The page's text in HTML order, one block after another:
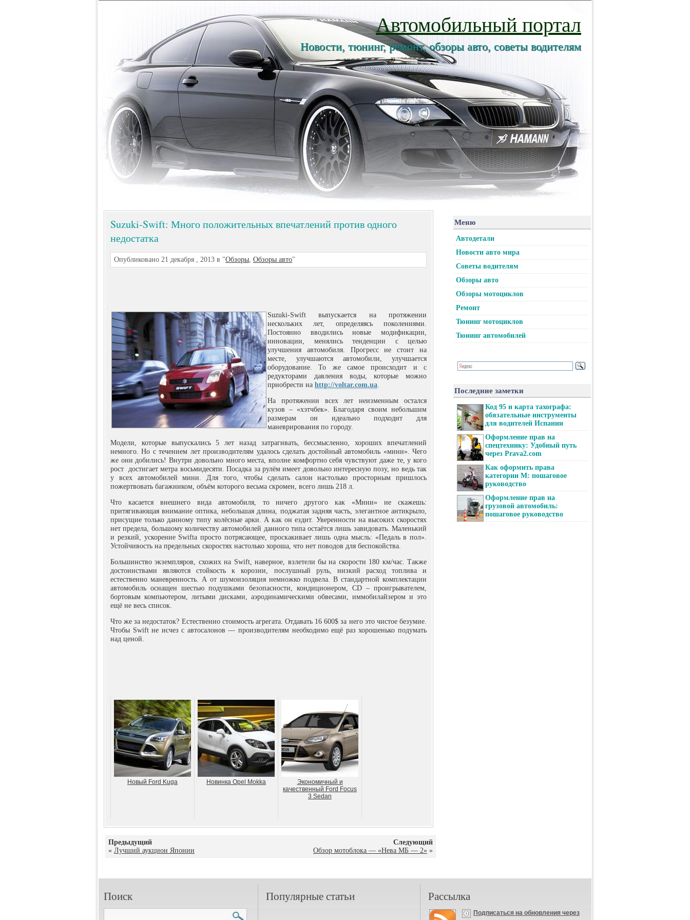
Автомобильный портал
Новости, тюнинг, ремонт, обзоры авто, советы водителям
Suzuki-Swift: Много положительных впечатлений против одного
недостатка
Опубликовано 21 декабря , 2013 в "Обзоры, Обзоры авто"
Suzuki-Swift выпускается на протяжении
нескольких лет, определяясь поколениями.
Постоянно вводились новые модификации,
инновации, менялись тенденции с целью
улучшения автомобиля. Прогресс не стоит на
месте, улучшаются автомобили, улучшается
оборудование. То же самое происходит и с
редукторами давления воды, которые можно
приобрести на http://voltar.com.ua.
На протяжении всех лет неизменным остался
кузов – «хэтчбек». Благодаря своим небольшим
размерам он идеально подходит для
маневрирования по городу.
Модели, которые выпускались 5 лет назад затрагивать, бессмысленно, хороших впечатлений
немного. Но с течением лет производителям удалось сделать достойный автомобиль «мини». Чего
же они добились! Внутри довольно много места, вполне комфортно себя чувствуют даже те, у кого
рост достигает метра восьмидесяти. Посадка за рулём имеет довольно интересную позу, но ведь так
у всех автомобилей мини. Для того, чтобы сделать салон настолько просторным пришлось
пожертвовать багажником, объём которого весьма скромен, всего лишь 218 л.
Что касается внешнего вида автомобиля, то ничего другого как «Мини» не скажешь:
притягивающая внимание оптика, небольшая длина, поджатая задняя часть, элегантное антикрыло,
присущие только данному типу колёсные арки. А как он ездит. Уверенности на высоких скоростях
нет предела, большому количеству автомобилей данного типа остаётся лишь завидовать. Маленький
и резкий, ускорение Swiftа просто потрясающее, проскакивает лишь одна мысль: «Педаль в пол».
Устойчивость на предельных скоростях настолько хороша, что нет поводов для беспокойства.
Большинство экземпляров, схожих на Swift, наверное, взлетели бы на скорости 180 км/час. Также
достоинствами являются стойкость к корозии, послушный руль, низкий расход топлива и
естественно маневренность. А от шумоизоляция немножко подвела. В стандартной комплектации
автомобиль оснащен шестью подушками безопасности, кондиционером, CD – проигрывателем,
бортовым компьютером, литыми дисками, аэродинамическими обвесами, иммобилайзером и это
ещё не весь список.
Что же за недостаток? Естественно стоимость агрегата. Отдавать 16 600$ за него это чистое безумие.
Чтобы Swift не исчез с автосалонов — производителям необходимо ещё раз хорошенько подумать
над ценой.
Новый Ford Kuga Новинка Opel Mokka
Экономичный и
качественный Ford Focus
3 Sedan
Предыдущий
« Лучший аукцион Японии
Следующий
Обзор мотоблока — «Нева МБ — 2» »
Меню
Автодетали
Новости авто мира
Советы водителям
Обзоры авто
Обзоры мотоциклов
Ремонт
Тюнинг мотоциклов
Тюнинг автомобилей
Последние заметки
Код 95 и карта тахографа:
обязательные инструменты
для водителей Испании
Оформление прав на
спецтехнику: Удобный путь
через Prava2.com
Как оформить права
категории М: пошаговое
руководство
Оформление прав на
грузовой автомобиль:
пошаговое руководство
Поиск Популярные статьи Рассылка
Подписаться на обновления через